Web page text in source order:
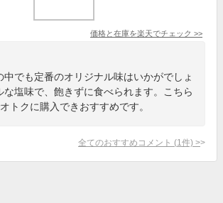
価格と在庫を楽天でチェック >>
中でも定番のオリジナル味はいかがでしょ
な塩味で、飽きずに食べられます。こちら
トクに購入できおすすめです。
全てのおすすめコメント (1 件) >